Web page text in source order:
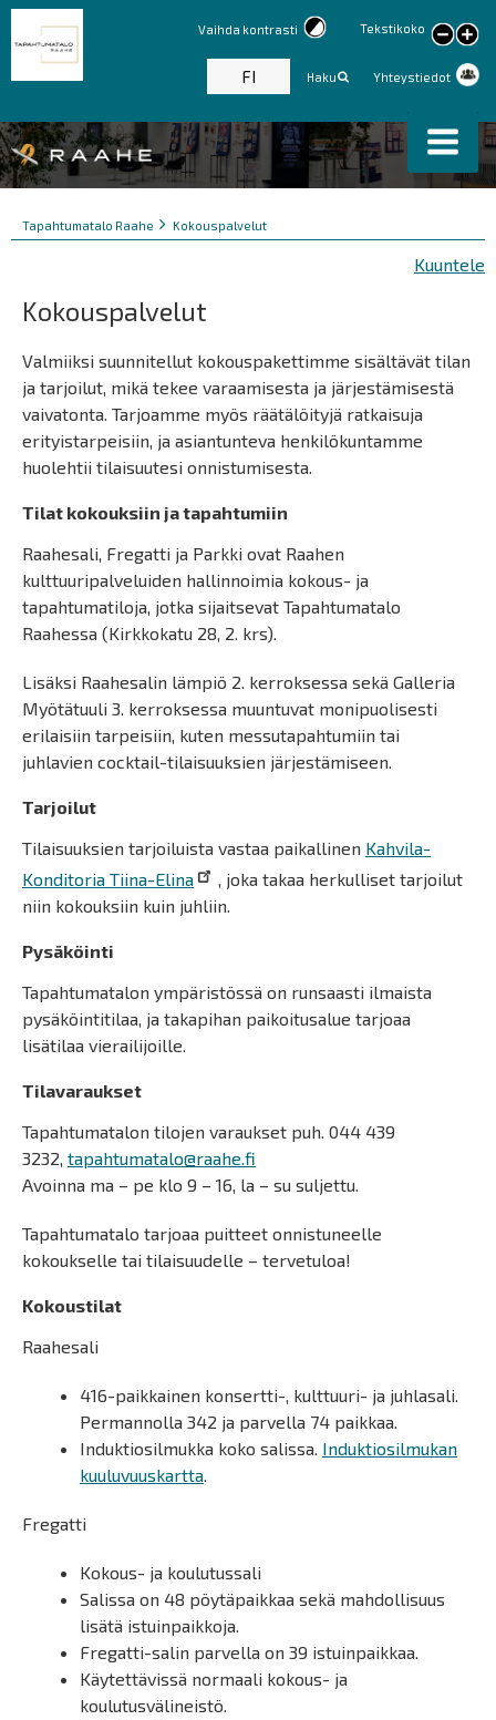
Tekstikoko
text
Vaihda kontrasti
Haku Yhteystiedot
FI
Murupolku
You
Tapahtumatalo Raahe Kokouspalvelut
Kuuntele
Kokouspalvelut
Valmiiksi suunnitellut kokouspakettimme sisältävät tilan
ja tarjoilut, mikä tekee varaamisesta ja järjestämisestä
vaivatonta. Tarjoamme myös räätälöityjä ratkaisuja
erityistarpeisiin, ja asiantunteva henkilökuntamme
huolehtii tilaisuutesi onnistumisesta.
Tilat kokouksiin ja tapahtumiin
Raahesali, Fregatti ja Parkki ovat Raahen
kulttuuripalveluiden hallinnoimia kokous- ja
tapahtumatiloja, jotka sijaitsevat Tapahtumatalo
Raahessa (Kirkkokatu 28, 2. krs).
Lisäksi Raahesalin lämpiö 2. kerroksessa sekä Galleria
Myötätuuli 3. kerroksessa muuntuvat monipuolisesti
erilaisiin tarpeisiin, kuten messutapahtumiin tai
juhlavien cocktail-tilaisuuksien järjestämiseen.
Tarjoilut
Tilaisuuksien tarjoiluista vastaa paikallinen Kahvila-
Konditoria Tiina-Elina
, joka takaa herkulliset tarjoilut
niin kokouksiin kuin juhliin.
Pysäköinti
Tapahtumatalon ympäristössä on runsaasti ilmaista
pysäköintitilaa, ja takapihan paikoitusalue tarjoaa
lisätilaa vierailijoille.
Tilavaraukset
Tapahtumatalon tilojen varaukset puh. 044 439
3232, tapahtumatalo@raahe.fi
Avoinna ma – pe klo 9 – 16, la – su suljettu.
Tapahtumatalo tarjoaa puitteet onnistuneelle
kokoukselle tai tilaisuudelle – tervetuloa!
Kokoustilat
Raahesali
416-paikkainen konsertti-, kulttuuri- ja juhlasali.
Permannolla 342 ja parvella 74 paikkaa.
Induktiosilmukka koko salissa. Induktiosilmukan
kuuluvuuskartta.
Fregatti
Kokous- ja koulutussali
Salissa on 48 pöytäpaikkaa sekä mahdollisuus
lisätä istuinpaikkoja.
Fregatti-salin parvella on 39 istuinpaikkaa.
Käytettävissä normaali kokous- ja
koulutusvälineistö.